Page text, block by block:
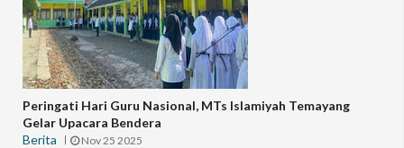
Peringati Hari Guru Nasional, MTs Islamiyah Temayang
Gelar Upacara Bendera
Berita
Nov 25 2025